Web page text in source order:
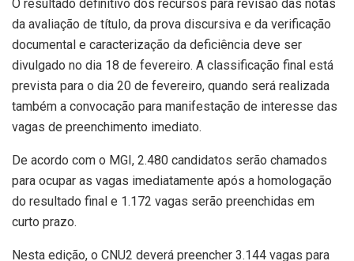
O resultado definitivo dos recursos para revisão das notas
da avaliação de título, da prova discursiva e da verificação
documental e caracterização da deficiência deve ser
divulgado no dia 18 de fevereiro. A classificação final está
prevista para o dia 20 de fevereiro, quando será realizada
também a convocação para manifestação de interesse das
vagas de preenchimento imediato.
De acordo com o MGI, 2.480 candidatos serão chamados
para ocupar as vagas imediatamente após a homologação
do resultado final e 1.172 vagas serão preenchidas em
curto prazo​.
Nesta edição, o CNU2 deverá preencher 3.144 vagas para